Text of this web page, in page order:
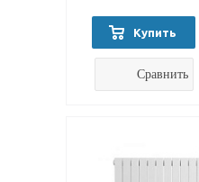
Купить
Сравнить